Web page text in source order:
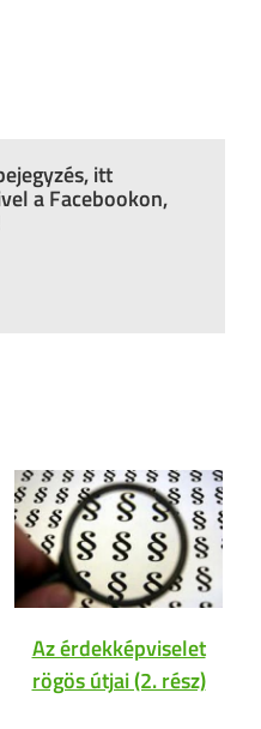
itt
a Facebookon,
Az érdekképviselet
rögös útjai (2. rész)